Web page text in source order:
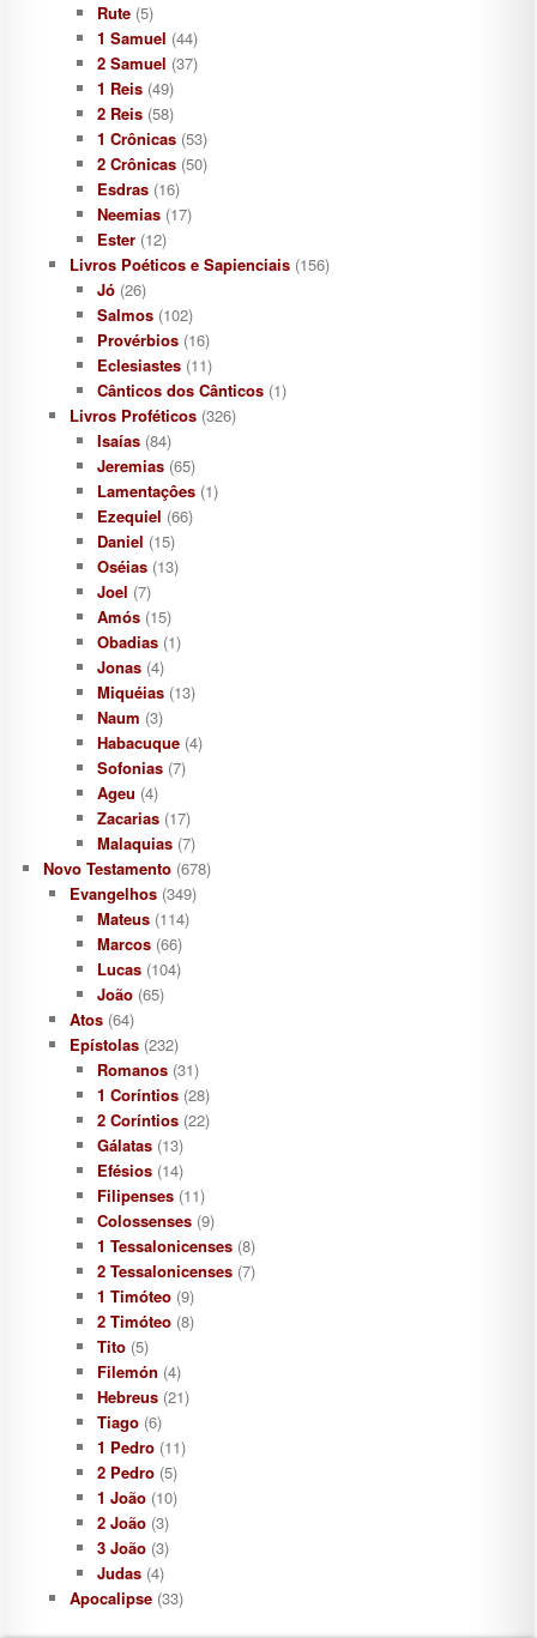
Rute(5)
1 Samuel (44)
2 Samuel (37)
1 Reis(49)
2 Reis(58)
1 Crônicas(53)
2 Crônicas(50)
Esdras(16)
Neemias(17)
Ester(12)
Livros Poéticos e Sapienciais (156)
Jó(26)
Salmos(102)
Provérbios(16)
Eclesiastes(11)
Cânticos dos Cânticos(1)
Livros Proféticos (326)
Isaías(84)
Jeremias(65)
Lamentaçôes(1)
Ezequiel (66)
Daniel (15)
Oséias(13)
Joel (7)
Amós(15)
Obadias(1)
Jonas(4)
Miquéias(13)
Naum (3)
Habacuque(4)
Sofonias(7)
Ageu (4)
Zacarias(17)
Malaquias(7)
Novo Testamento(678)
Evangelhos (349)
Mateus(114)
Marcos(66)
Lucas(104)
João(65)
Atos (64)
Epístolas (232)
Romanos(31)
1 Coríntios(28)
2 Coríntios(22)
Gálatas(13)
Efésios(14)
Filipenses(11)
Colossenses(9)
1 Tessalonicenses(8)
2 Tessalonicenses(7)
1 Timóteo(9)
2 Timóteo(8)
Tito(5)
Filemón (4)
Hebreus(21)
Tiago(6)
1 Pedro(11)
2 Pedro(5)
1 João(10)
2 João(3)
3 João(3)
Judas(4)
Apocalipse (33)